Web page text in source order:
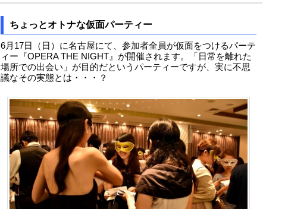
ちょっとオトナな仮面パーティー
6月17日（日）に名古屋にて、参加者全員が仮面をつけるパーテ
ィー『OPERA THE NIGHT』が開催されます。「日常を離れた
場所での出会い」が目的だというパーティーですが、実に不思
議なその実態とは・・・？